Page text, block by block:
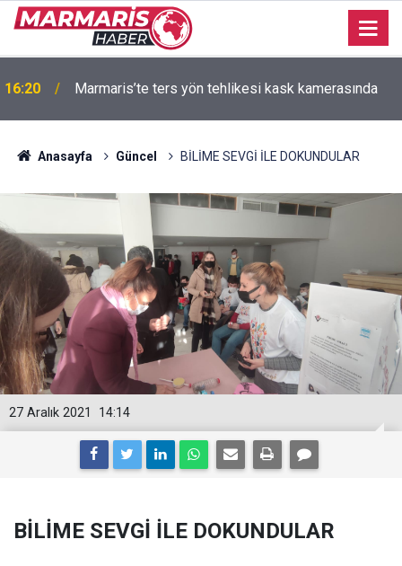
09:20 9 Ağustos - 15 Ağustos burç yorumları
Anasayfa Güncel BİLİME SEVGİ İLE DOKUNDULAR
14:14
27 Aralık 2021
BİLİME SEVGİ İLE DOKUNDULAR